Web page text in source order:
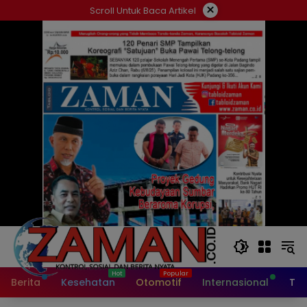
ke
Scroll Untuk Baca Artikel ×
Berita Kesehatan Otomotif Internasional